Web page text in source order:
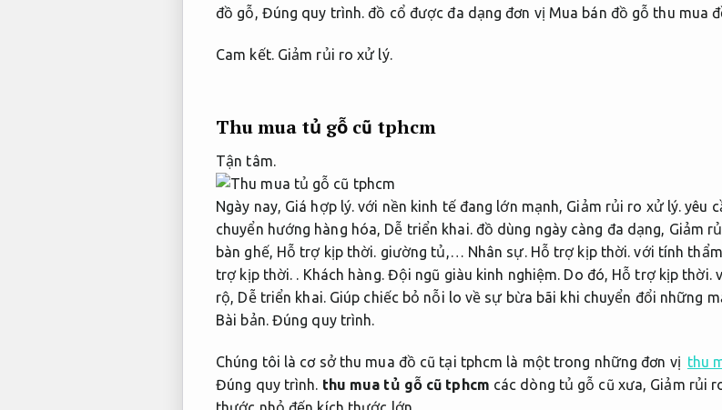
đồ gỗ, Đúng quy trình. đồ cổ được đa dạng đơn vị Mua bán đồ gỗ thu mua
Cam kết. Giảm rủi ro xử lý.
Thu mua tủ gỗ cũ tphcm
Tận tâm.
Ngày nay, Giá hợp lý. với nền kinh tế đang lớn mạnh, Giảm rủi ro xử lý. yêu
chuyển hướng hàng hóa, Dễ triển khai.đồ dùng ngày càng đa dạng, Giảm
bàn ghế, Hỗ trợ kịp thời. giường tủ,… Nhân sự. Hỗ trợ kịp thời. với tính
trợ kịp thời. . Khách hàng. Đội ngũ giàu kinh nghiệm. Do đó, Hỗ trợ kịp thời.
rộ, Dễ triển khai.Giúp chiếc bỏ nỗi lo về sự bừa bãi khi chuyển đổi những
Bài bản. Đúng quy trình.
Chúng tôi là cơ sở thu mua đồ cũ tại tphcm là một trong những đơn vị thu
Đúng quy trình. thu mua tủ gỗ cũ tphcm các dòng tủ gỗ cũ xưa, Giảm rủi